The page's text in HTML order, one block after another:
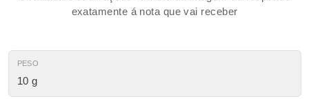
exatamente á nota que vai receber
PESO
10 g